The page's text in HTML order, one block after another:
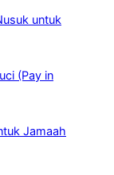
untuk
(Pay in
Jamaah